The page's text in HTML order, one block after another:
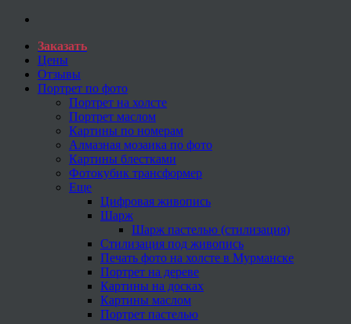
Заказать
Цены
Отзывы
Портрет по фото
Портрет на холсте
Портрет маслом
Картины по номерам
Алмазная мозаика по фото
Картины блестками
Фотокубик трансформер
Еще
Цифровая живопись
Шарж
Шарж пастелью (стилизация)
Стилизация под живопись
Печать фото на холсте в Мурманске
Портрет на дереве
Картины на досках
Картины маслом
Портрет пастелью